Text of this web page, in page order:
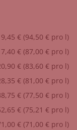
9,45 € (94,50 € pro l)
€ (87,00 € pro l)
€ (83,60 € pro l)
€ (81,00 € pro l)
€ (77,50 € pro l)
€ (75,21 € pro l)
€ (71,00 € pro l)